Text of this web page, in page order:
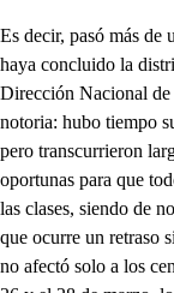
Es decir, pasó más de
haya concluido la
Dirección Nacional de
notoria: hubo tiempo
pero transcurrieron
oportunas para que
las clases, siendo de
que ocurre un retraso
no afectó solo a los